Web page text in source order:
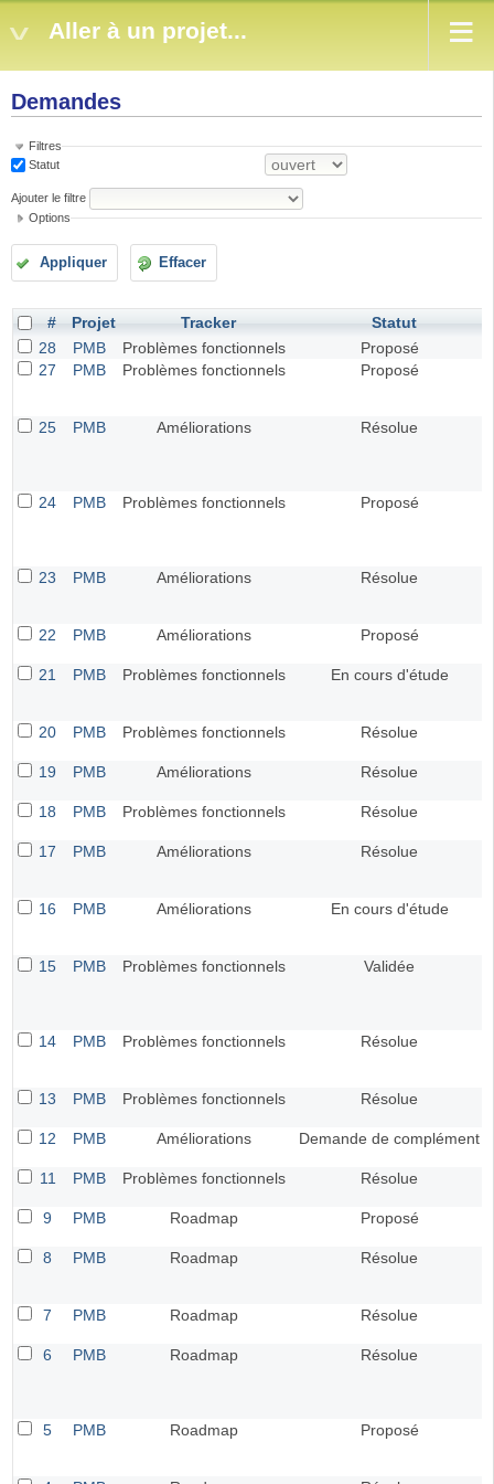
Aller à un projet...
Demandes
Filtres
Statut
Ajouter le filtre
Options
Appliquer Effacer
# Projet Tracker
Statut
28
PMB Problèmes fonctionnels Proposé
27
PMB Problèmes fonctionnels Proposé
25 PMB Améliorations Résolue
24 PMB Problèmes fonctionnels Proposé
23 PMB Améliorations Résolue
22 PMB Améliorations Proposé
21 PMB Problèmes fonctionnels En cours d'étude
20 PMB Problèmes fonctionnels Résolue
19 PMB Améliorations Résolue
18 PMB Problèmes fonctionnels Résolue
17 PMB Améliorations Résolue
16 PMB Améliorations En cours d'étude
15 PMB Problèmes fonctionnels Validée
14 PMB Problèmes fonctionnels Résolue
13 PMB Problèmes fonctionnels Résolue
12 PMB Améliorations Demande de complément
11 PMB Problèmes fonctionnels Résolue
9 PMB Roadmap Proposé
8 PMB Roadmap Résolue
7 PMB Roadmap Résolue
6 PMB Roadmap Résolue
5 PMB Roadmap Proposé